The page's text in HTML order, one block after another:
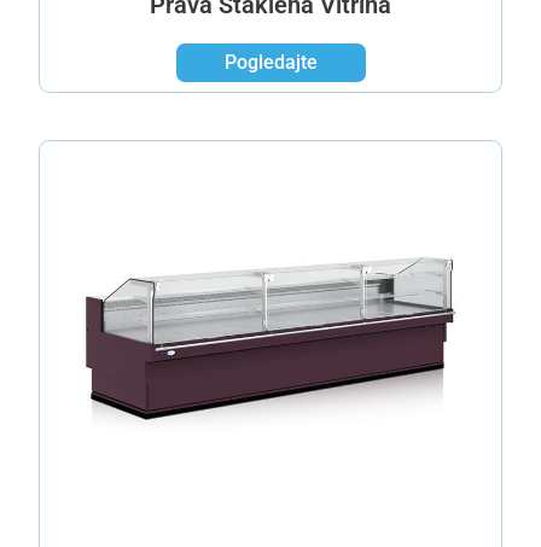
Pogledajte